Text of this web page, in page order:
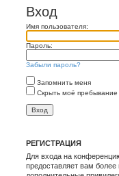
Вход
Имя пользователя:
Пароль:
Забыли пароль?
Запомнить меня
Скрыть моё
РЕГИСТРАЦИЯ
Для входа на
предоставляет вам